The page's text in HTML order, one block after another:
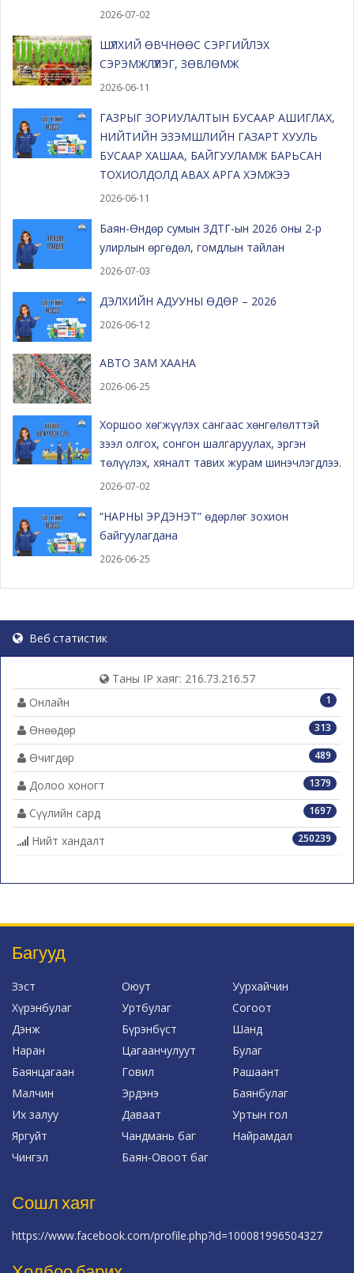
2026-07-02
ШҮЛХИЙ ӨВЧНӨӨС СЭРГИЙЛЭХ
СЭРЭМЖЛҮҮЛЭГ, ЗӨВЛӨМЖ
2026-06-11
ГАЗРЫГ ЗОРИУЛАЛТЫН БУСААР АШИГЛАХ,
НИЙТИЙН ЭЗЭМШЛИЙН ГАЗАРТ ХУУЛЬ
БУСААР ХАШАА, БАЙГУУЛАМЖ БАРЬСАН
ТОХИОЛДОЛД АВАХ АРГА ХЭМЖЭЭ
2026-06-11
Баян-Өндөр сумын ЗДТГ-ын 2026 оны 2-р
улирлын өргөдөл, гомдлын тайлан
2026-07-03
ДЭЛХИЙН АДУУНЫ ӨДӨР – 2026
2026-06-12
АВТО ЗАМ ХААНА
2026-06-25
Хоршоо хөгжүүлэх сангаас хөнгөлөлттэй
зээл олгох, сонгон шалгаруулах, эргэн
төлүүлэх, хяналт тавих журам шинэчлэгдлээ.
2026-07-02
“НАРНЫ ЭРДЭНЭТ” өдөрлөг зохион
байгуулагдана
2026-06-25
Веб статистик
Таны IP хаяг: 216.73.216.57
1
Онлайн
313
Өнөөдөр
489
Өчигдөр
1379
Долоо хоногт
1697
Сүүлийн сард
250239
Нийт хандалт
Багууд
Зэст Оюут
Уурхайчин
Хүрэнбулаг
Уртбулаг
Согоот
Дэнж
Бүрэнбүст
Шанд
Наран
Цагаанчулуут
Булаг
Баянцагаан
Говил
Рашаант
Малчин
Эрдэнэ
Баянбулаг
Их залуу
Даваат
Уртын гол
Яргуйт
Чандмань баг
Найрамдал
Чингэл
Баян-Овоот баг
Сошл хаяг
https://www.facebook.com/profile.php?id=100081996504327